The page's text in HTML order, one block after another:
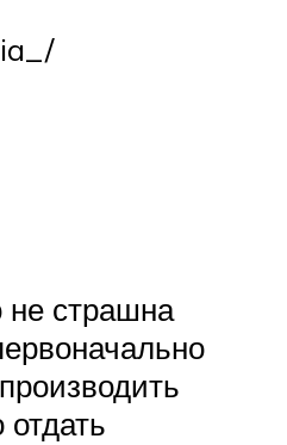
не страшна